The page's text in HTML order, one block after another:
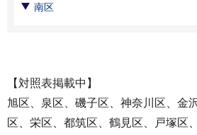
南区
【対照表掲載中】
旭区、泉区、磯子区、神奈川区、金
区、栄区、都筑区、鶴見区、戸塚区